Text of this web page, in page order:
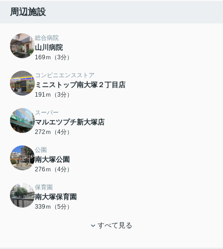
周辺施設
総合病院
山川病院
169ｍ（3分）
コンビニエンスストア
ミニストップ南大塚２丁目店
191ｍ（3分）
スーパー
マルエツプチ新大塚店
272ｍ（4分）
公園
南大塚公園
276ｍ（4分）
保育園
南大塚保育園
339ｍ（5分）
すべて見る